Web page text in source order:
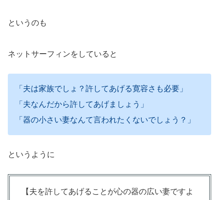
というのも
ネットサーフィンをしていると
「夫は家族でしょ？許してあげる寛容さも必要」
「夫なんだから許してあげましょう」
「器の小さい妻なんて言われたくないでしょう？」
というように
【夫を許してあげることが心の器の広い妻ですよ